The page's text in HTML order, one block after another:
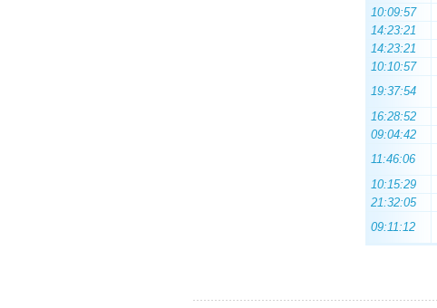
10:09:57
14:23:21
14:23:21
10:10:57
19:37:54
16:28:52
09:04:42
11:46:06
10:15:29
21:32:05
09:11:12